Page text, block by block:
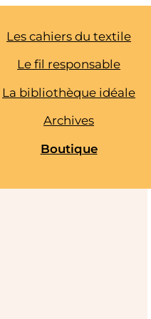
Les cahiers du textile
Le fil responsable
La bibliothèque idéale
Archives
Boutique